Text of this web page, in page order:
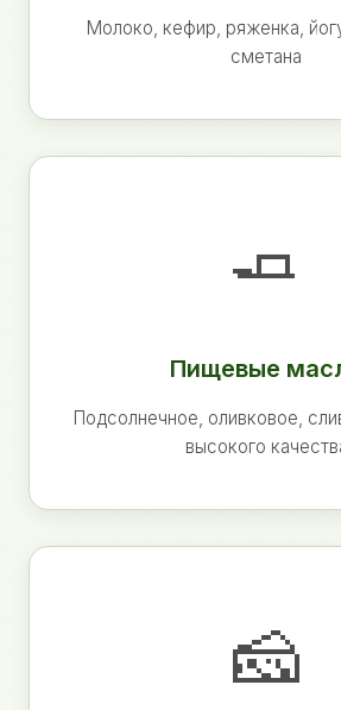
Молоко, кефир, ряженка,
сметана
🧈
Пищевые
Подсолнечное, оливковое,
высокого
🧀